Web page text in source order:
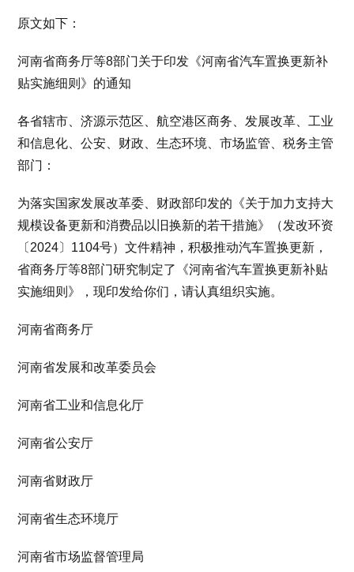
原文如下：
河南省商务厅等8部门关于印发《河南省汽车置换更新补
贴实施细则》的通知
各省辖市、济源示范区、航空港区商务、发展改革、工业
和信息化、公安、财政、生态环境、市场监管、税务主管
部门：
为落实国家发展改革委、财政部印发的《关于加力支持大
规模设备更新和消费品以旧换新的若干措施》（发改环资
〔2024〕1104号）文件精神，积极推动汽车置换更新，
省商务厅等8部门研究制定了《河南省汽车置换更新补贴
实施细则》，现印发给你们，请认真组织实施。
河南省商务厅
河南省发展和改革委员会
河南省工业和信息化厅
河南省公安厅
河南省财政厅
河南省生态环境厅
河南省市场监督管理局